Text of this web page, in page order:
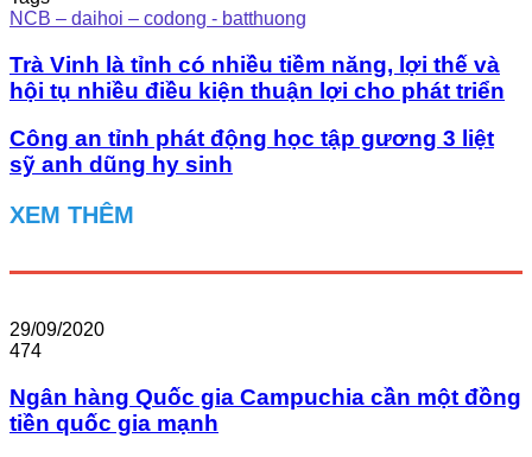
NCB – daihoi – codong - batthuong
Trà Vinh là tỉnh có nhiều tiềm năng, lợi thế và
hội tụ nhiều điều kiện thuận lợi cho phát triển
Công an tỉnh phát động học tập gương 3 liệt
sỹ anh dũng hy sinh
XEM THÊM
29/09/2020
474
Ngân hàng Quốc gia Campuchia cần một đồng
tiền quốc gia mạnh